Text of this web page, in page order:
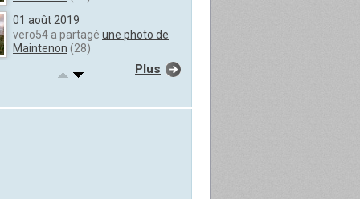
01 août 2019
vero54 a partagé une photo de
Maintenon (28)
20 août 2017
Plus